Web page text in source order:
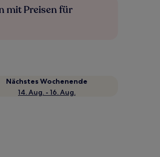
mit Preisen für
Nächstes Wochenende
14. Aug. - 16. Aug.